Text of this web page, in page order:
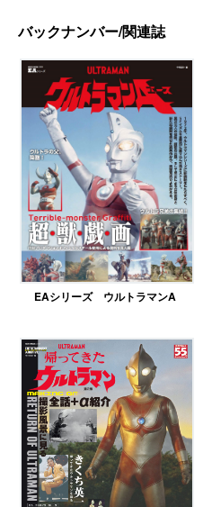
バックナンバー/関連誌
EAシリーズ ウルトラマンA